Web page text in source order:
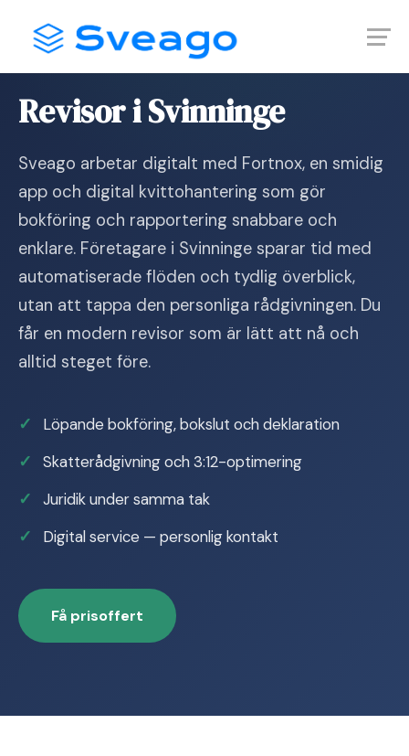
content
Revisor i Svinninge
Sveago arbetar digitalt med Fortnox, en smidig
app och digital kvittohantering som gör
bokföring och rapportering snabbare och
enklare. Företagare i Svinninge sparar tid med
automatiserade flöden och tydlig överblick,
utan att tappa den personliga rådgivningen. Du
får en modern revisor som är lätt att nå och
alltid steget före.
Löpande bokföring, bokslut och deklaration
Skatterådgivning och 3:12-optimering
Juridik under samma tak
Digital service — personlig kontakt
Få prisoffert